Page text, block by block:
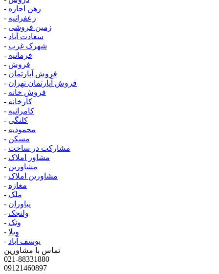
- رهن اجاره
- زعفرانیه
- زمین فروشی
- سعادت آباد
- شهرک غرب
- فرمانیه
- فروش
- فروش آپارتمان
- فروش آپارتمان تهران
- فروش خانه
- کارخانه
- کامرانیه
- کلنگی
- محمودیه
- مسکن
- مشارکت در ساخت
- مشاور املاک
- مشاورین
- مشاورین املاک
- مغازه
- ملک
- نیاوران
- ولنجک
- ونک
- ویلا
- یوسف آباد
تماس با مشاورین
021-88331880
09121460897